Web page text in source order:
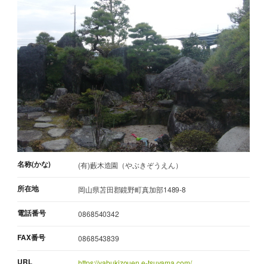
名称(かな) (有)藪木造園（やぶきぞうえん）
所在地 岡山県苫田郡鏡野町真加部1489-8
電話番号 0868540342
FAX番号 0868543839
URL